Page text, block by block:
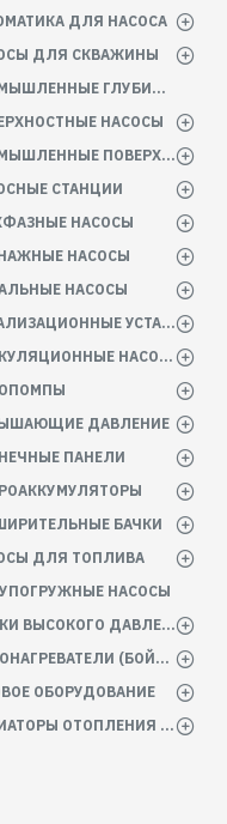
ДЛЯ НАСОСА
ДЛЯ СКВАЖИНЫ
ПРОМЫШЛЕННЫЕ ГЛУБИННЫЕ НАСОСЫ
НАСОСЫ
ПРОМЫШЛЕННЫЕ ПОВЕРХНОСТНЫЕ НАСОСЫ
СТАНЦИИ
НАСОСЫ
НАСОСЫ
НАСОСЫ
КАНАЛИЗАЦИОННЫЕ УСТАНОВКИ
ЦИРКУЛЯЦИОННЫЕ НАСОСЫ
ДАВЛЕНИЕ
ПАНЕЛИ
БАЧКИ
ДЛЯ ТОПЛИВА
НАСОСЫ
МОЙКИ ВЫСОКОГО ДАВЛЕНИЯ
ВОДОНАГРЕВАТЕЛИ (БОЙЛЕРА)
ОБОРУДОВАНИЕ
РАДИАТОРЫ ОТОПЛЕНИЯ БАТАРЕИ